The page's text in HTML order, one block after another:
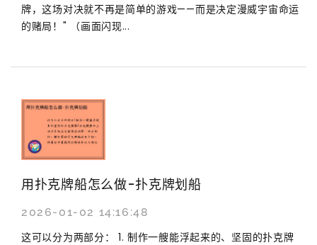
牌，这场对决就不再是简单的游戏——而是决定漫威宇宙命运
的赌局！" （画面闪现...
用扑克牌船怎么做-扑克牌划船
2026-01-02 14:16:48
这可以分为两部分： 1. 制作一艘能浮起来的、坚固的扑克牌